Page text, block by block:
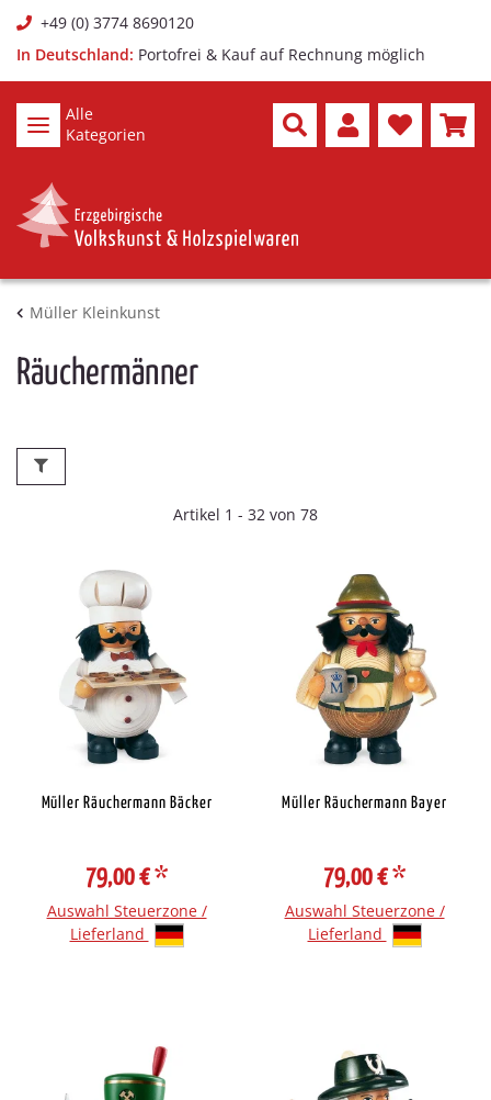
+49 (0) 3774 8690120
In Deutschland: Portofrei & Kauf auf Rechnung möglich
Alle
Kategorien
Müller Kleinkunst
Räuchermänner
Artikel 1 - 32 von 78
Müller Räuchermann Bäcker
79,00 €*
Auswahl Steuerzone /
Lieferland
Müller Räuchermann Bayer
79,00 €*
Auswahl Steuerzone /
Lieferland